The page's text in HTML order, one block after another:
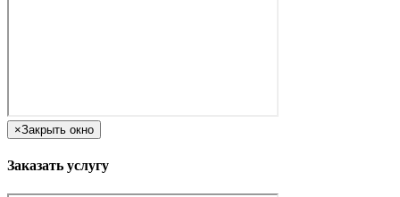
×Закрыть окно
Заказать услугу